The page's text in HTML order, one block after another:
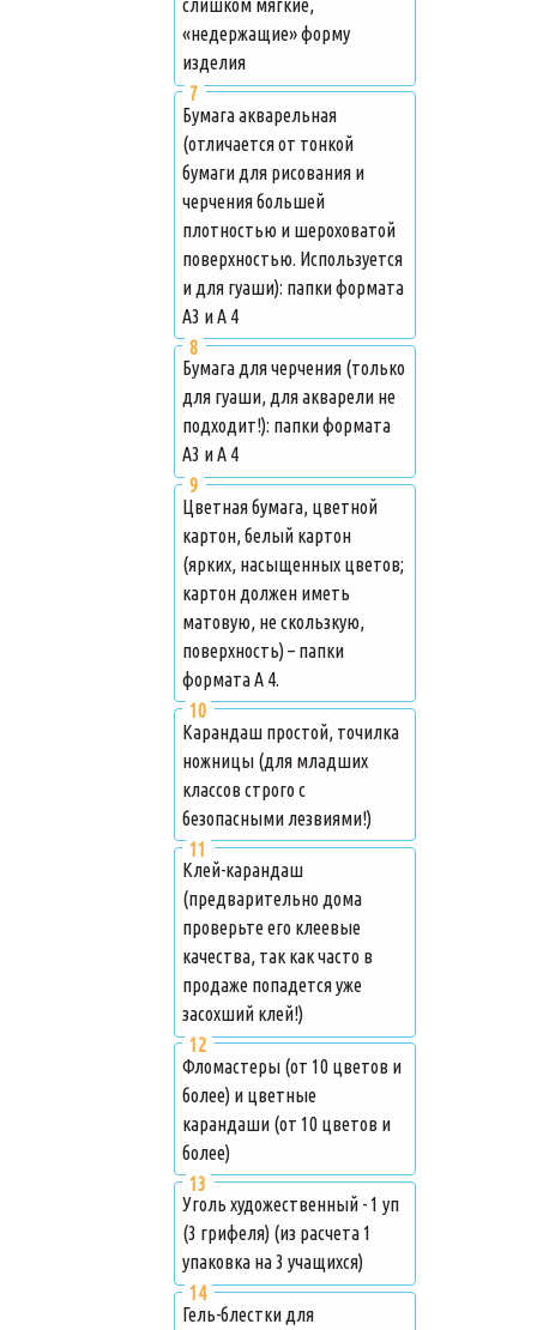
слишком мягкие,
«недержащие» форму
изделия
Бумага акварельная
(отличается от тонкой
бумаги для рисования и
черчения большей
плотностью и шероховатой
поверхностью. Используется
и для гуаши): папки формата
А3 и А 4
Бумага для черчения (только
для гуаши, для акварели не
подходит!): папки формата
А3 и А 4
Цветная бумага, цветной
картон, белый картон
(ярких, насыщенных цветов;
картон должен иметь
матовую, не скользкую,
поверхность) – папки
формата А 4.
Карандаш простой, точилка
ножницы (для младших
классов строго с
безопасными лезвиями!)
Клей-карандаш
(предварительно дома
проверьте его клеевые
качества, так как часто в
продаже попадется уже
засохший клей!)
Фломастеры (от 10 цветов и
более) и цветные
карандаши (от 10 цветов и
более)
Уголь художественный - 1 уп
(3 грифеля) (из расчета 1
упаковка на 3 учащихся)
Гель-блестки для